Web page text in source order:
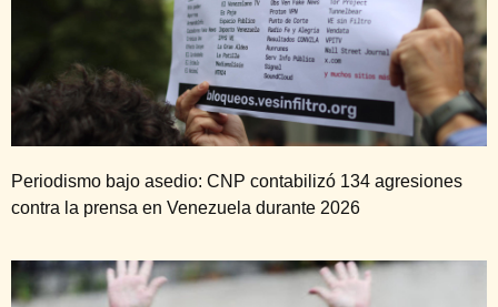
Periodismo bajo asedio: CNP contabilizó 134 agresiones
contra la prensa en Venezuela durante 2026